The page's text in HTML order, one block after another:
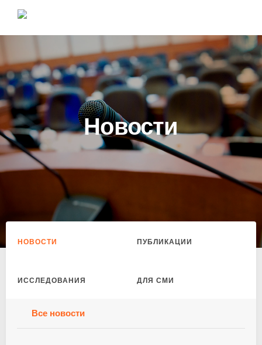
Новости
НОВОСТИ ПУБЛИКАЦИИ
ИССЛЕДОВАНИЯ ДЛЯ СМИ
Все новости